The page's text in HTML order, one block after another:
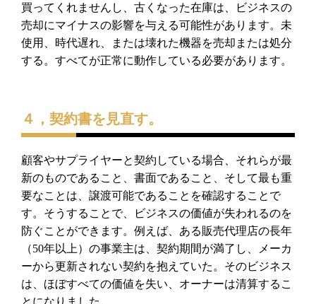
買ってくれませんし、古くなった在庫は、
ビジネスの
売却にマイナスの影響を与える可能性があります。 未
使用、時代遅れ、または壊れた機器を売却または処分
する。 すべてが正常に動作している必要があります。
４，契約書を見直す。
顧客やサプライヤーと契約している場合、 それらが最
新のものであること、書面であること、 そして最も重
要なことは、 譲渡可能であることを確認することで
す。そうすることで、
ビジネスの価値が失われるのを
防ぐことができます。例えば、 ある販売代理店の長年
（50年以上）の事業主は、 契約期間が満了し、メーカ
ーから更新されない契約を抱えていた。 そのビジネス
は、ほぼすべての価値を失い、 オーナーは清算するこ
とになりました。